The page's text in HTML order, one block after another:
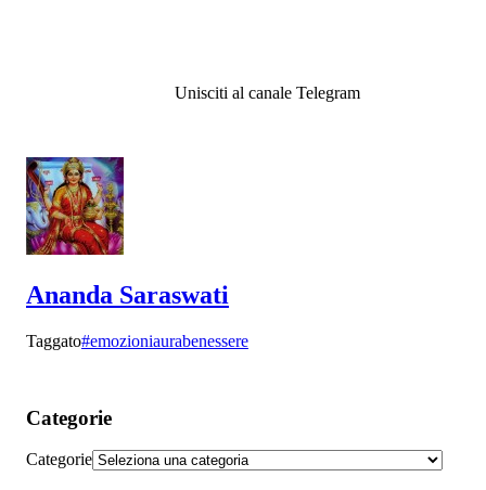
Unisciti al canale Telegram
Ananda Saraswati
Taggato#emozioniaurabenessere
Categorie
Categorie